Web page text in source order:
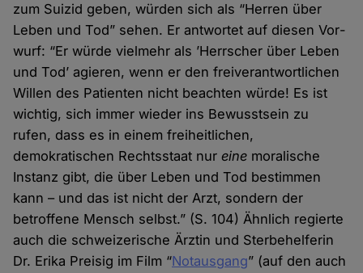
zum Suizid geben, würden sich als “Herren über
Leben und Tod” sehen. Er antwortet auf diesen Vor­
wurf: “Er würde viel­mehr als ’Herrscher über Leben
und Tod’ agieren, wenn er den frei­verant­wortlichen
Willen des Patienten nicht beachten würde! Es ist
wichtig, sich immer wieder ins Bewusst­sein zu
rufen, dass es in einem frei­heitlichen,
demokratischen Rechts­staat nureine moralische
Instanz gibt, die über Leben und Tod bestimmen
kann – und das ist nicht der Arzt, sondern der
betroffene Mensch selbst.” (S. 104) Ähnlich regierte
auch die schweizerische Ärztin und Sterbe­helferin
Dr. Erika Preisig im Film “Notausgang” (auf den auch